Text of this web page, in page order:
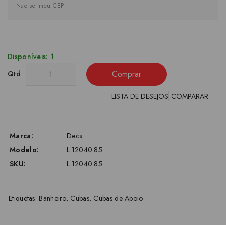
Não sei meu CEP
Disponíveis: 1
Qtd
Comprar
LISTA DE DESEJOS COMPARAR
Marca:
Deca
Modelo:
L.12040.85
SKU:
L.12040.85
Etiquetas: Banheiro, Cubas, Cubas de Apoio